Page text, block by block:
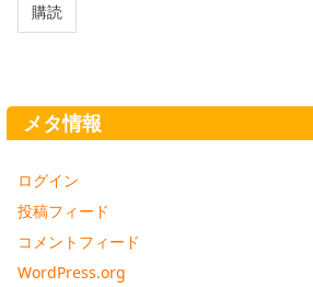
ド
購読
メタ情報
ログイン
投稿フィード
コメントフィード
WordPress.org